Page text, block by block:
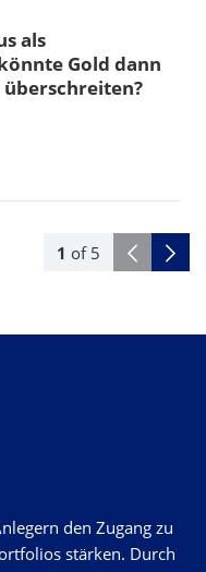
1 of 5
als
Gold dann
den Zugang zu
stärken. Durch